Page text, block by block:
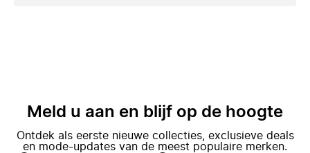
Meld u aan en blijf op de hoogte
Ontdek als eerste nieuwe collecties, exclusieve deals
en mode-updates van de meest populaire merken.